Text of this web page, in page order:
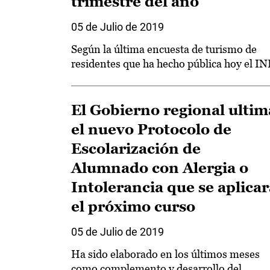
05 de Julio de 2019
Según la última encuesta de turismo de
residentes que ha hecho pública hoy el
El Gobierno regional
el nuevo Protocolo de
Escolarización de
Alumnado con Alergia o
Intolerancia que se
el próximo curso
05 de Julio de 2019
Ha sido elaborado en los últimos meses